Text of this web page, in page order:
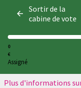
Sortir de la
cabine de vote
0
€
Assigné
Plus d'informations
Panneau de gestion des